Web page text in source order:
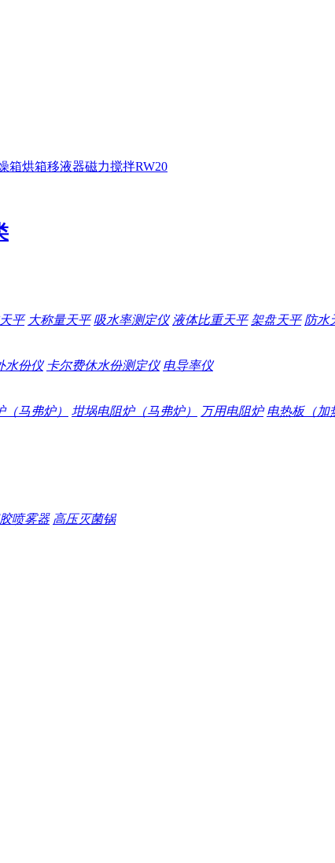
箱烘箱移液器磁力搅拌RW20
平 大称量天平 吸水率测定仪 液体比重天平 架盘天平 防水
水份仪 卡尔费休水份测定仪 电导率仪
马弗炉） 坩埚电阻炉（马弗炉） 万用电阻炉 电热板（加
喷雾器 高压灭菌锅